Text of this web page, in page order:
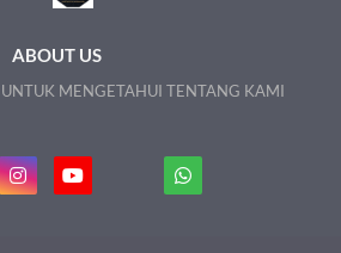
ABOUT US
MENGETAHUI TENTANG KAMI